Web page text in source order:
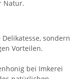
Natur.
sondern
Vorteilen.
bei Imkerei